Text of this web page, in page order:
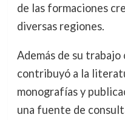
de las formaciones
diversas regiones.
Además de su
contribuyó a la
monografías y
una fuente de